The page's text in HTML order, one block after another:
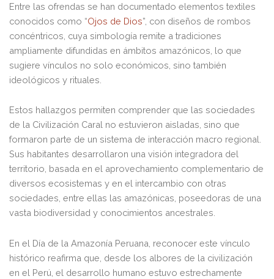
Entre las ofrendas se han documentado elementos textiles
conocidos como “Ojos de Dios”, con diseños de rombos
concéntricos, cuya simbología remite a tradiciones
ampliamente difundidas en ámbitos amazónicos, lo que
sugiere vínculos no solo económicos, sino también
ideológicos y rituales.
Estos hallazgos permiten comprender que las sociedades
de la Civilización Caral no estuvieron aisladas, sino que
formaron parte de un sistema de interacción macro regional.
Sus habitantes desarrollaron una visión integradora del
territorio, basada en el aprovechamiento complementario de
diversos ecosistemas y en el intercambio con otras
sociedades, entre ellas las amazónicas, poseedoras de una
vasta biodiversidad y conocimientos ancestrales.
En el Día de la Amazonía Peruana, reconocer este vínculo
histórico reafirma que, desde los albores de la civilización
en el Perú, el desarrollo humano estuvo estrechamente